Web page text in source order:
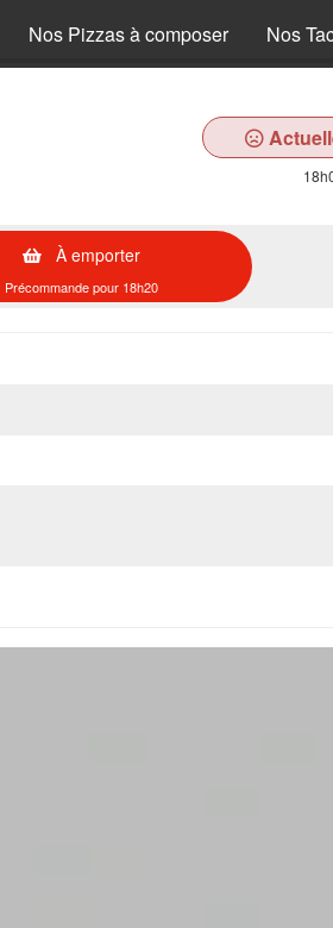
Nos Pizzas à composer Nos
À emporter
Précommande pour 18h20